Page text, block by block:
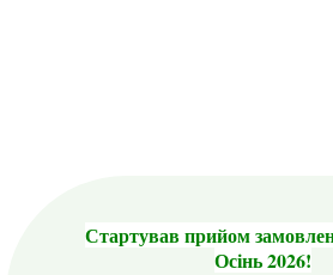
Стартував прийом
Осінь 2026!